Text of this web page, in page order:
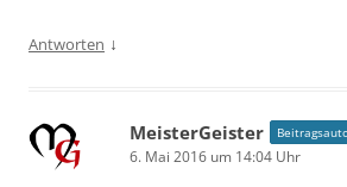
Antworten ↓
MeisterGeister
6. Mai 2016 um 14:04 Uhr